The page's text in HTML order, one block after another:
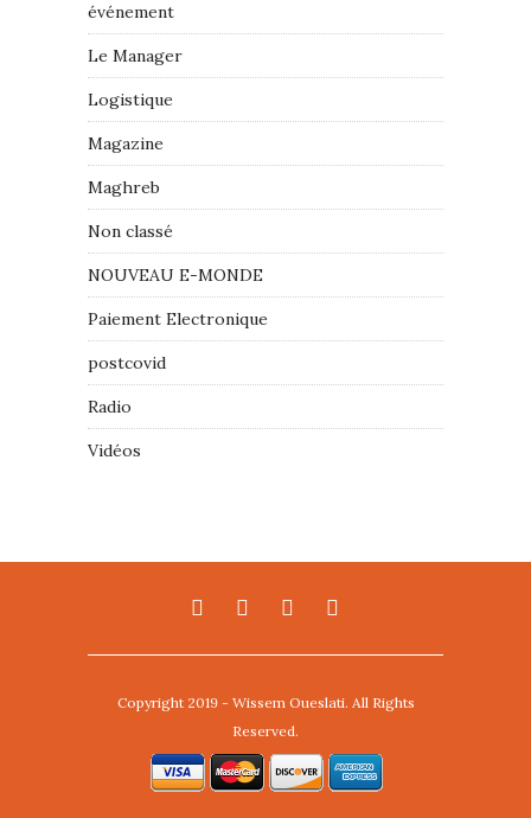
événement
Le Manager
Logistique
Magazine
Maghreb
Non classé
NOUVEAU E-MONDE
Paiement Electronique
postcovid
Radio
Vidéos
Copyright 2019 - Wissem Oueslati. All Rights
Reserved.